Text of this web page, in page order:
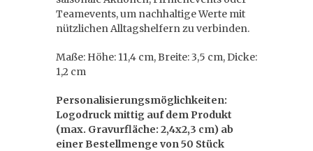
Teamevents, um nachhaltige Werte mit
nützlichen Alltagshelfern zu verbinden.
Maße: Höhe: 11,4 cm, Breite: 3,5 cm, Dicke:
1,2 cm
Personalisierungsmöglichkeiten:
Logodruck mittig auf dem Produkt
(max. Gravurfläche: 2,4x2,3 cm) ab
einer Bestellmenge von 50 Stück